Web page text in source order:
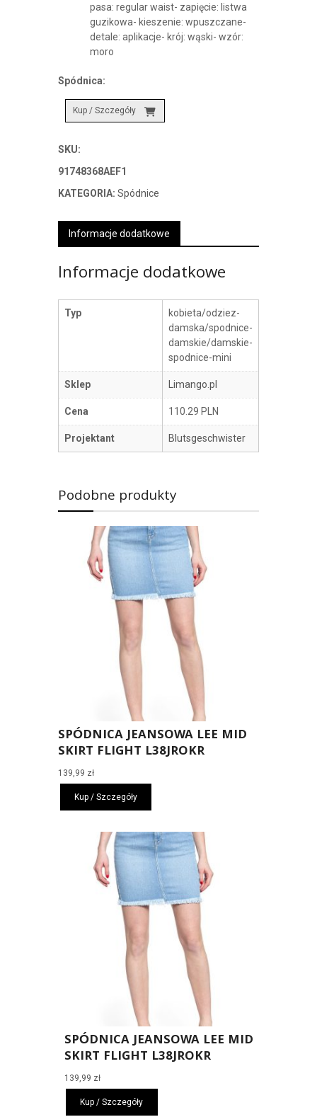
pasa: regular waist- zapięcie: listwa
guzikowa- kieszenie: wpuszczane-
detale: aplikacje- krój: wąski- wzór:
moro
Spódnica:
Kup / Szczegóły
SKU:
91748368AEF1
KATEGORIA: Spódnice
Informacje dodatkowe
Informacje dodatkowe
Typ
kobieta/odziez-
damska/spodnice-
damskie/damskie-
spodnice-mini
Sklep Limango.pl
Cena 110.29 PLN
Projektant Blutsgeschwister
Podobne produkty
SPÓDNICA JEANSOWA LEE MID
SKIRT FLIGHT L38JROKR
139,99 zł
Kup / Szczegóły
SPÓDNICA JEANSOWA LEE MID
SKIRT FLIGHT L38JROKR
139,99 zł
Kup / Szczegóły